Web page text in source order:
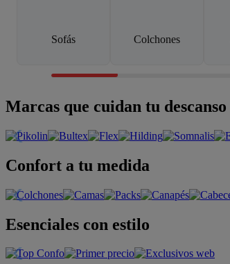
Sofás Colchones
Marcas que cuidan tu descanso
Confort a tu medida
Esenciales con estilo